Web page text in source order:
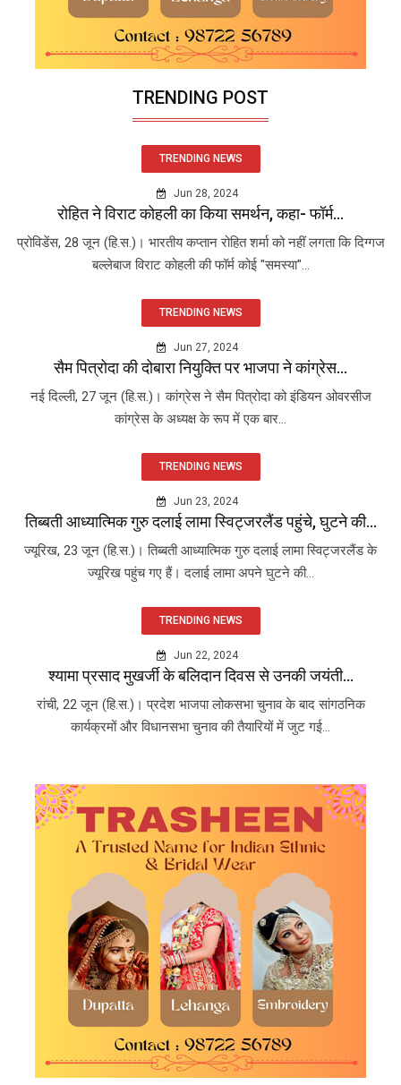
TRENDING POST
TRENDING NEWS
Jun 28, 2024
रोहित ने विराट कोहली का किया समर्थन, कहा- फॉर्म...
प्रोविडेंस, 28 जून (हि.स.)। भारतीय कप्तान रोहित शर्मा को नहीं लगता कि दिग्गज
बल्लेबाज विराट कोहली की फॉर्म कोई "समस्या"...
TRENDING NEWS
Jun 27, 2024
सैम पित्रोदा की दोबारा नियुक्ति पर भाजपा ने कांग्रेस...
नई दिल्ली, 27 जून (हि.स.)। कांग्रेस ने सैम पित्रोदा को इंडियन ओवरसीज
कांग्रेस के अध्यक्ष के रूप में एक बार...
TRENDING NEWS
Jun 23, 2024
तिब्बती आध्यात्मिक गुरु दलाई लामा स्विट्जरलैंड पहुंचे, घुटने की...
ज्यूरिख, 23 जून (हि.स.)। तिब्बती आध्यात्मिक गुरु दलाई लामा स्विट्जरलैंड के
ज्यूरिख पहुंच गए हैं। दलाई लामा अपने घुटने की...
TRENDING NEWS
Jun 22, 2024
श्यामा प्रसाद मुखर्जी के बलिदान दिवस से उनकी जयंती...
रांची, 22 जून (हि.स.)। प्रदेश भाजपा लोकसभा चुनाव के बाद सांगठनिक
कार्यक्रमों और विधानसभा चुनाव की तैयारियों में जुट गई...